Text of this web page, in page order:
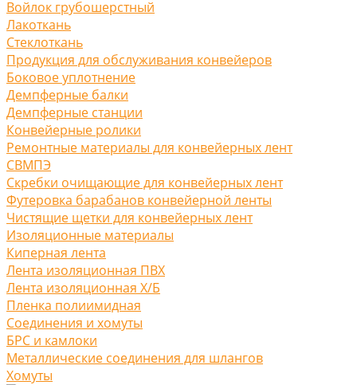
Войлок грубошерстный
Лакоткань
Стеклоткань
Продукция для обслуживания конвейеров
Боковое уплотнение
Демпферные балки
Демпферные станции
Конвейерные ролики
Ремонтные материалы для конвейерных лент
СВМПЭ
Скребки очищающие для конвейерных лент
Футеровка барабанов конвейерной ленты
Чистящие щетки для конвейерных лент
Изоляционные материалы
Киперная лента
Лента изоляционная ПВХ
Лента изоляционная Х/Б
Пленка полиимидная
Соединения и хомуты
БРС и камлоки
Металлические соединения для шлангов
Хомуты